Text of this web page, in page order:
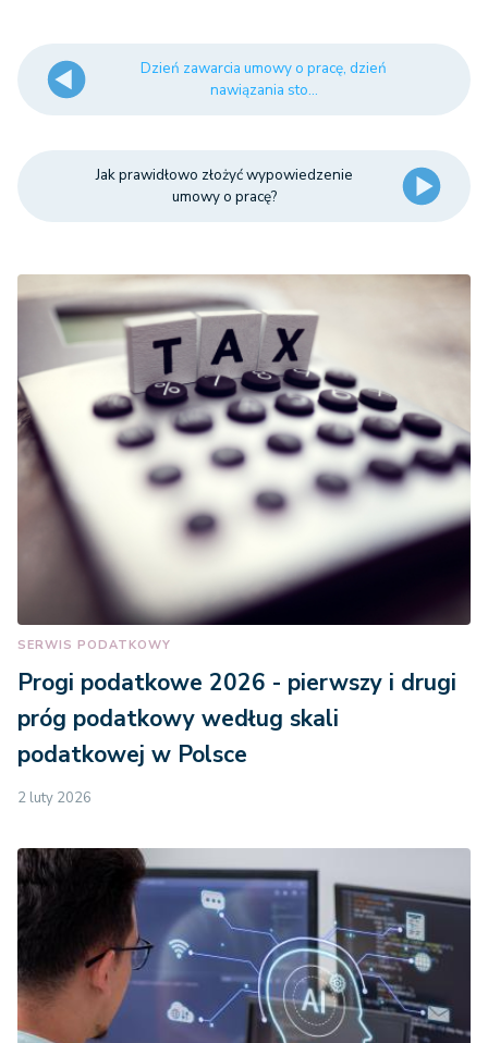
Dzień zawarcia umowy o pracę, dzień
nawiązania sto...
Jak prawidłowo złożyć wypowiedzenie
umowy o pracę?
SERWIS PODATKOWY
Progi podatkowe 2026 - pierwszy i drugi
próg podatkowy według skali
podatkowej w Polsce
2 luty 2026